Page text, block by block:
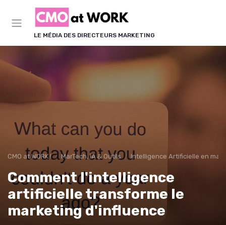
LE MÉDIA DES DIRECTEURS MARKETING
CMO at WORK ! MarTech, IA & Outils Intelligence Artificielle en
Comment l'intelligence
artificielle transforme le
marketing d'influence
Panneau de gestion des cookies